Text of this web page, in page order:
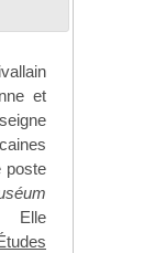
et
poste
Elle